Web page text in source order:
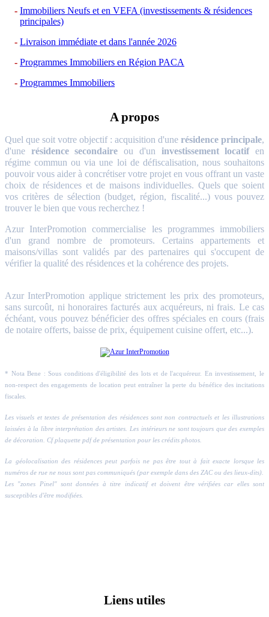
Immobiliers Neufs et en VEFA (investissements & résidences
principales)
Livraison immédiate et dans l'année 2026
Programmes Immobiliers en Région PACA
Programmes Immobiliers
A propos
Quel que soit votre objectif : acquisition d'une résidence principale,
d'une résidence secondaire ou d'un investissement locatifen
régime commun ou via une loi de défiscalisation, nous souhaitons
pouvoir vous aider à concrétiser votre projet en vous offrant un vaste
choix de résidences et de maisons individuelles. Quels que soient
vos critères de sélection (budget, région, fiscalité...) vous pouvez
trouver le bien que vous recherchez !
Azur InterPromotion commercialise les programmes immobiliers
d'un grand nombre de promoteurs. Certains appartements et
maisons/villas sont validés par des partenaires qui s'occupent de
vérifier la qualité des résidences et la cohérence des projets.
Azur InterPromotion applique strictement les prix des promoteurs,
sans surcoût, ni honoraires facturés aux acquéreurs, ni frais. Le cas
échéant, vous pouvez bénéficier des offres spéciales en cours (frais
de notaire offerts, baisse de prix, équipement cuisine offert, etc...).
* Nota Bene : Sous conditions d'éligibilité des lots et de l'acquéreur. En investissement, le
non-respect des engagements de location peut entraîner la perte du bénéfice des incitations
fiscales.
Les visuels et textes de présentation des résidences sont non contractuels et les illustrations
laissées à la libre interprétation des artistes. Les intérieurs ne sont toujours que des exemples
de décoration. Cf plaquette pdf de présentation pour les crédits photos.
La géolocalisation des résidences peut parfois ne pas être tout à fait exacte lorsque les
numéros de rue ne nous sont pas communiqués (par exemple dans des ZAC ou des lieux-dits).
Les "zones Pinel" sont données à titre indicatif et doivent être vérifiées car elles sont
susceptibles d'être modifiées.
Liens utiles